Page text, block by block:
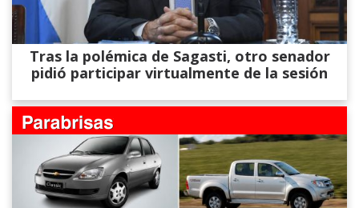
Tras la polémica de Sagasti, otro senador
pidió participar virtualmente de la sesión